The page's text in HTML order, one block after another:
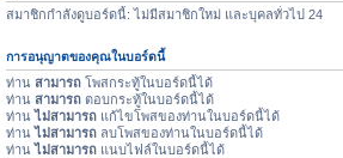
สมาชิกกำลังดูบอร์ดนี้: ไม่มีสมาชิกใหม่ และบุคลทั่วไป 24
การอนุญาตของคุณในบอร์ดนี้
ท่าน สามารถ โพสกระทู้ในบอร์ดนี้ได้
ท่าน สามารถ ตอบกระทู้ในบอร์ดนี้ได้
ท่านไม่สามารถ แก้ไขโพสของท่านในบอร์ดนี้ได้
ท่านไม่สามารถ ลบโพสของท่านในบอร์ดนี้ได้
ท่านไม่สามารถ แนบไฟล์ในบอร์ดนี้ได้